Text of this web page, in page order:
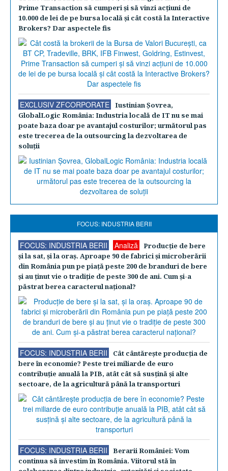
Prime Transaction să cumperi şi să vinzi acţiuni de
10.000 de lei de pe bursa locală şi cât costă la Interactive
Brokers? Dar aspectele fis
EXCLUSIV ZFCORPORATE
Iustinian Şovrea,
GlobalLogic România: Industria locală de IT nu se mai
poate baza doar pe avantajul costurilor; următorul pas
este trecerea de la outsourcing la dezvoltarea de
soluţii
FOCUS: INDUSTRIA BERII
FOCUS: INDUSTRIA BERII Analiză
Producţie de bere
şi la sat, şi la oraş. Aproape 90 de fabrici şi microberării
din România pun pe piaţă peste 200 de branduri de bere
şi au ţinut vie o tradiţie de peste 300 de ani. Cum şi-a
păstrat berea caracterul naţional?
FOCUS: INDUSTRIA BERII
Cât cântăreşte producţia de
bere în economie? Peste trei miliarde de euro
contribuţie anuală la PIB, atât cât să susţină şi alte
sectoare, de la agricultură până la transporturi
FOCUS: INDUSTRIA BERII
Berarii României: Vom
continua să investim în România. Viitorul stă în